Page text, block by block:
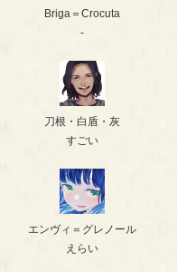
Briga＝Crocuta
-
刀根・白盾・灰
すごい
エンヴィ＝グレノール
えらい